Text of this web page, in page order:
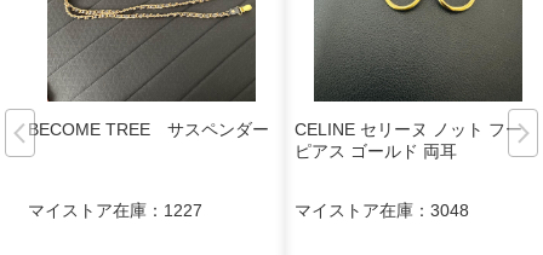
BECOME TREE サスペンダー
マイストア在庫： 1227
CELINE セリーヌ ノット フープ
ピアス ゴールド 両耳
マイストア在庫： 3048